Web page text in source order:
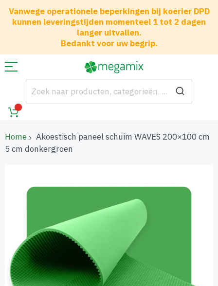
Vanwege operationele beperkingen bij koerier DPD
kunnen leveringstijden momenteel 1 tot 2 dagen
langer uitvallen.
Bedankt voor uw begrip.
Home
Akoestisch paneel schuim WAVES 200×100 cm
5 cm donkergroen